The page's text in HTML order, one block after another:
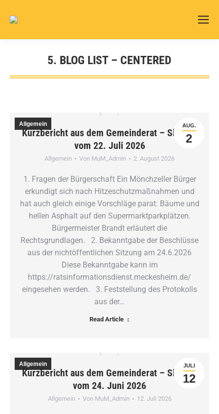
5. BLOG LIST – CENTERED
Sie befinden sich hier:
Kurzbericht aus dem Gemeinderat – Sitzung
vom 22. Juli 2026
Allgemein Von MuM_Admin 2. August 2026
AUG.
2
Allgemein
1. Fragen der Bürgerschaft Ein Mönchzeller Bürger
erkundigt sich nach Hitzeschutzmaßnahmen und
hat auch gleich einige Vorschläge parat: Bäume und
hellen Asphalt auf den Supermarktparkplätzen.
Bürgermeister Brandt erläutert die
Rechtsgrundlagen. 2. Bekanntgabe der Beschlüsse
aus der nichtöffentlichen Sitzung am 24.6.2026
Diese Bekanntgabe kann im
https://ratsinformationsdienst.meckesheim.de/
eingesehen werden. 3. Feststellung des Protokolls
aus der…
Read Article
Kurzbericht aus dem Gemeinderat – Sitzung
vom 24. Juni 2026
Allgemein Von MuM_Admin 12. Juli 2026
JULI
12
Allgemein